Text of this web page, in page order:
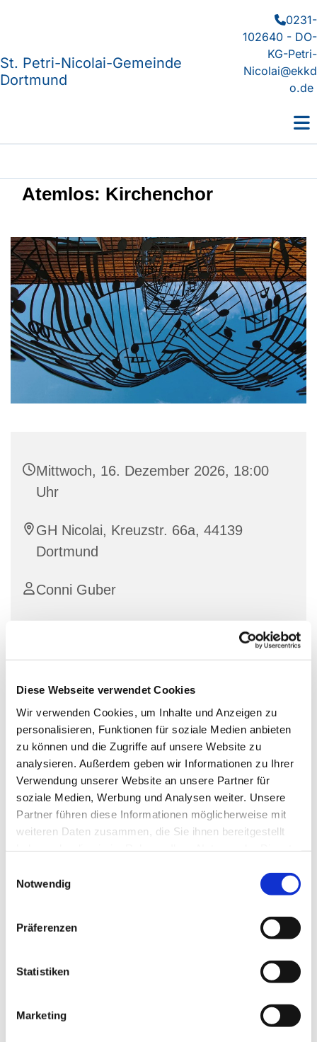
Diese Webseite verwendet Cookies
Wir verwenden Cookies, um Inhalte und Anzeigen zu
personalisieren, Funktionen für soziale Medien anbieten
zu können und die Zugriffe auf unsere Website zu
analysieren. Außerdem geben wir Informationen zu Ihrer
Verwendung unserer Website an unsere Partner für
soziale Medien, Werbung und Analysen weiter. Unsere
Partner führen diese Informationen möglicherweise mit
weiteren Daten zusammen, die Sie ihnen bereitgestellt
Notwendig
Präferenzen
Statistiken
Marketing
St. Petri-Nicolai-Gemeinde
Dortmund
0231-
102640 - DO-
KG-Petri-
Nicolai@ekkd
o.de
Atemlos: Kirchenchor
Mittwoch, 16. Dezember 2026, 18:00
Uhr
GH Nicolai, Kreuzstr. 66a, 44139
Dortmund
Conni Guber